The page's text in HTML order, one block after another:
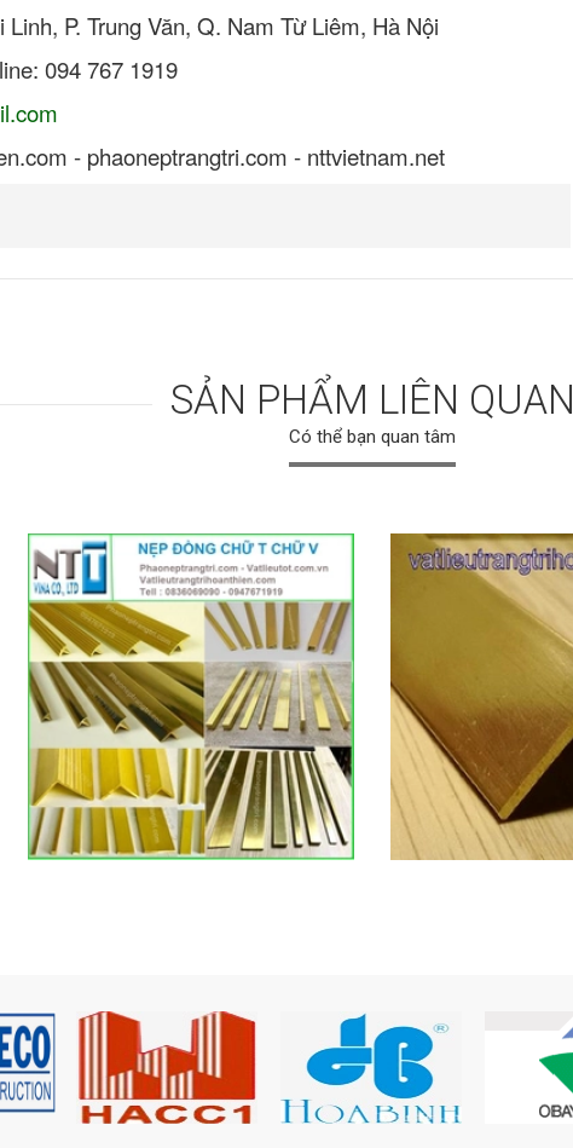
P. Trung Văn, Q. Nam Từ Liêm, Hà Nội
094 767 1919
- phaoneptrangtri.com - nttvietnam.net
SẢN PHẨM LIÊN QUAN
Có thể bạn quan tâm